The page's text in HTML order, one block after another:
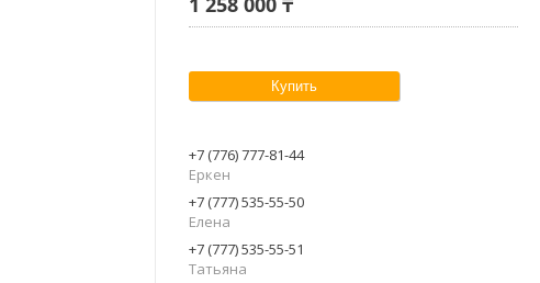
Купить
+7 (776) 777-81-44
Еркен
+7 (777) 535-55-50
Елена
+7 (777) 535-55-51
Татьяна